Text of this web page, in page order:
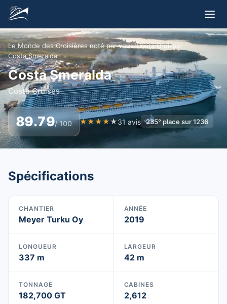
Le Monde des Croisières noté par vous/Costa Cruises
Costa Smeralda
Costa Smeralda
Costa Cruises
89.79/ 100 ★★★★★31 avis 235°place sur 1236
Spécifications
CHANTIER
Meyer Turku Oy
ANNÉE
2019
LONGUEUR
337 m
LARGEUR
42 m
TONNAGE
182,700 GT
CABINES
2,612